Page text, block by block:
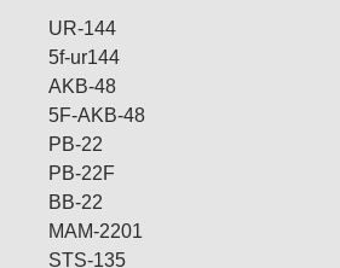
UR-144
5f-ur144
AKB-48
5F-AKB-48
PB-22
PB-22F
BB-22
MAM-2201
STS-135